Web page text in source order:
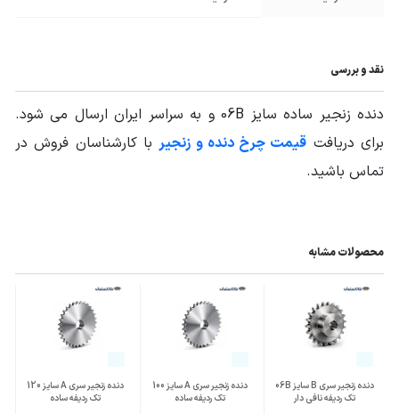
نقد و بررسی
دنده زنجیر ساده سایز 06B و به سراسر ایران ارسال می شود.
برای دریافت قیمت چرخ دنده و زنجیربا کارشناسان فروش در
تماس باشید.
محصولات مشابه
دنده زنجیر سری B سایز 06B
تک ردیفه نافی دار
دنده زنجیر سری A سایز 100
تک ردیفه ساده
دنده زنجیر سری A سایز 120
تک ردیفه ساده